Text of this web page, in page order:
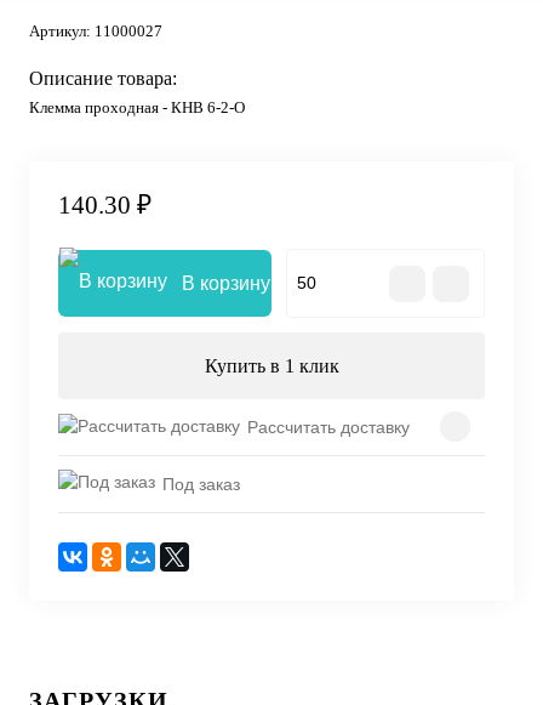
Артикул: 11000027
Описание товара:
Клемма проходная - КНВ 6-2-О
140.30 ₽
В корзину
Купить в 1 клик
Рассчитать доставку
Под заказ
ЗАГРУЗКИ